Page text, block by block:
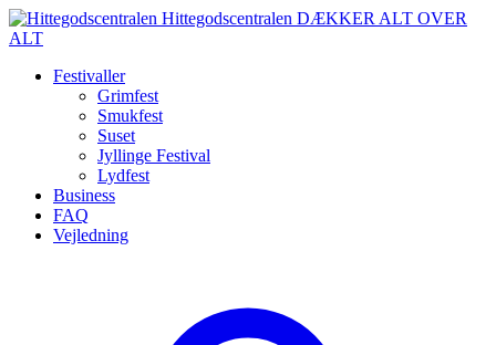
Spring
til
Hittegodscentralen DÆKKER ALT OVER
ALT
Festivaller
Grimfest
Smukfest
Suset
Jyllinge Festival
Lydfest
Business
FAQ
Vejledning